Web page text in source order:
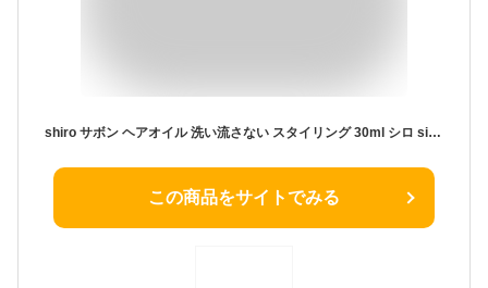
shiro サボン ヘアオイル 洗い流さない スタイリング 30ml シロ siro 化粧品 正規品 新品 ブランド 2025年 ギフト 誕生日プレゼント 通販
この商品をサイトでみる